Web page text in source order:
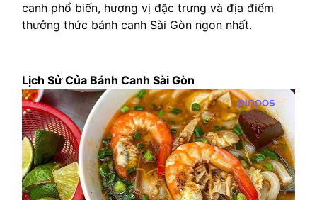
canh phổ biến, hương vị đặc trưng và địa điểm
thưởng thức bánh canh Sài Gòn ngon nhất.
Lịch Sử Của Bánh Canh Sài Gòn